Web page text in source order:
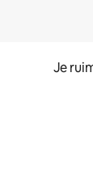
Je